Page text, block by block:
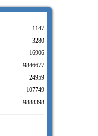
1147
3280
16906
9846677
24959
107749
9888398